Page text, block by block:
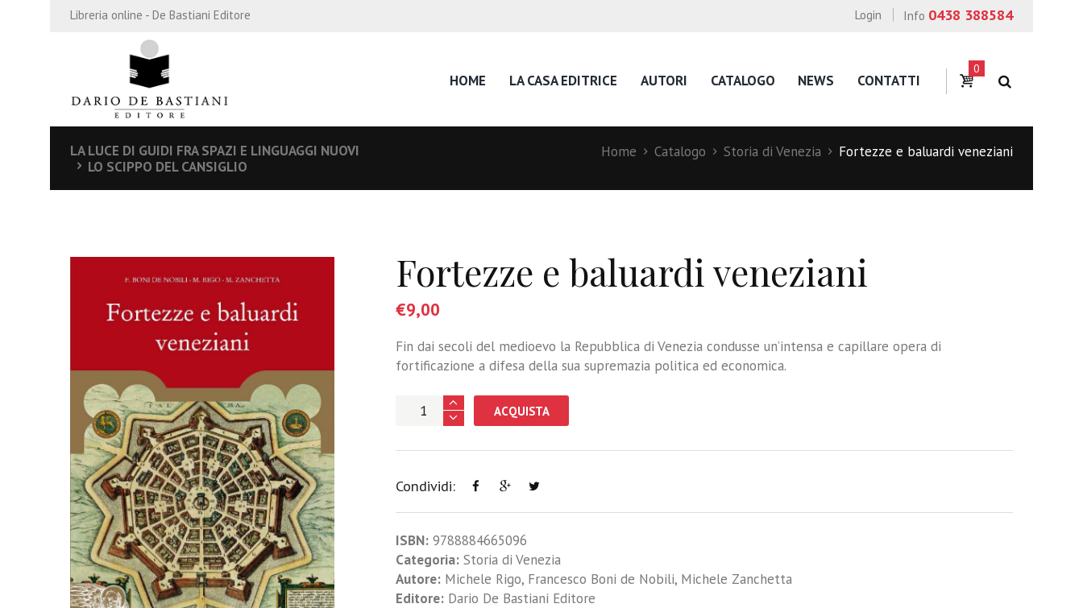
Libreria online - De Bastiani Editore Info 0438 388584
Login
HOME LA CASA EDITRICE AUTORI CATALOGO NEWS CONTATTI
0
LA LUCE DI GUIDI FRA SPAZI E LINGUAGGI NUOVI
LO SCIPPO DEL CANSIGLIO
Home Catalogo Storia di Venezia Fortezze e baluardi veneziani
Fortezze e baluardi veneziani
€9,00
Fin dai secoli del medioevo la Repubblica di Venezia condusse un’intensa e capillare opera di
fortificazione a difesa della sua supremazia politica ed economica.
ACQUISTA
Condividi:
ISBN: 9788884665096
Categoria: Storia di Venezia
Autore: Michele Rigo, Francesco Boni de Nobili, Michele Zanchetta
Editore:Dario De Bastiani Editore